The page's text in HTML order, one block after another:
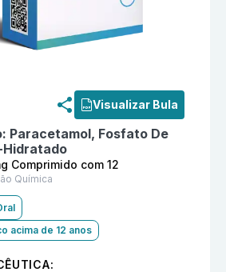
Visualizar Bula
Paracetamol, Fosfato De
Hidratado
Comprimido com 12
Química
acima de 12 anos